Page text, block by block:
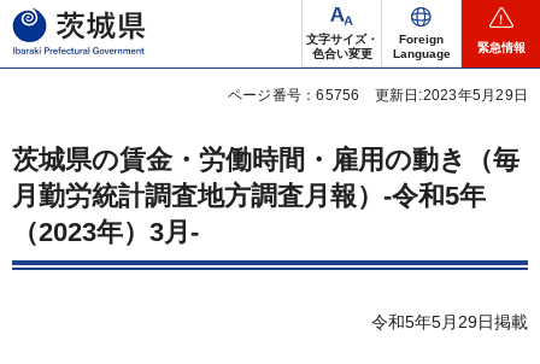
茨城県
文字サイズ・
色合い変更
Foreign
Language
緊急情報
ページ番号：65756 更新日:2023年5月29日
茨城県の賃金・労働時間・雇用の動き（毎
月勤労統計調査地方調査月報）-令和5年
（2023年）3月-
令和5年5月29日掲載